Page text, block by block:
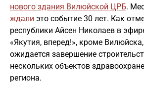
нового здания Вилюйской ЦРБ.
ждали это событие 30 лет. Как
республики Айсен Николаев в
«Якутия, вперед!», кроме
ожидается завершение
нескольких объектов
региона.